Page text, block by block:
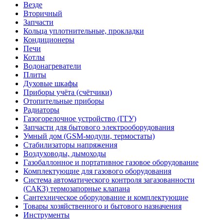
Везде
Вторичный
Запчасти
Кольца уплотнительные, прокладки
Кондиционеры
Печи
Котлы
Водонагреватели
Плиты
Духовые шкафы
Приборы учёта (счётчики)
Отопительные приборы
Радиаторы
Газогорелочное устройство (ГГУ)
Запчасти для бытового электрооборудования
Умный дом (GSM-модули, термостаты)
Cтабилизаторы напряжения
Воздуховоды, дымоходы
Газобаллонное и портативное газовое оборудование
Комплектующие для газового оборудования
Система автоматического контроля загазованности
(САКЗ) термозапорные клапана
Сантехническое оборудование и комплектующие
Товары хозяйственного и бытового назначения
Инструменты